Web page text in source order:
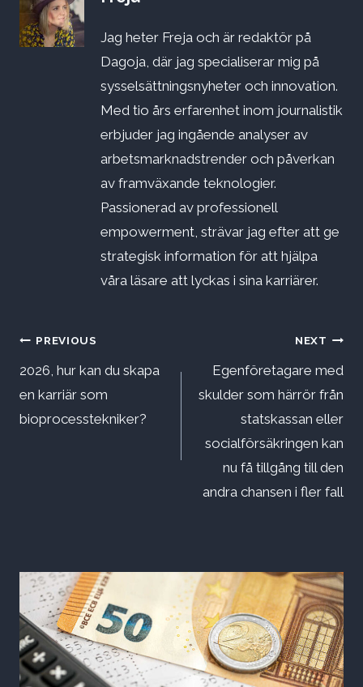
Jag heter Freja och är redaktör på
Dagoja, där jag specialiserar mig på
sysselsättningsnyheter och innovation.
Med tio års erfarenhet inom journalistik
erbjuder jag ingående analyser av
arbetsmarknadstrender och påverkan
av framväxande teknologier.
Passionerad av professionell
empowerment, strävar jag efter att ge
strategisk information för att hjälpa
våra läsare att lyckas i sina karriärer.
Inläggsnavigering
PREVIOUS
2026, hur kan du skapa
en karriär som
bioprocesstekniker?
NEXT
Egenföretagare med
skulder som härrör från
statskassan eller
socialförsäkringen kan
nu få tillgång till den
andra chansen i fler fall